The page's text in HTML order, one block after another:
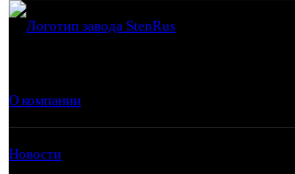
О компании
Новости